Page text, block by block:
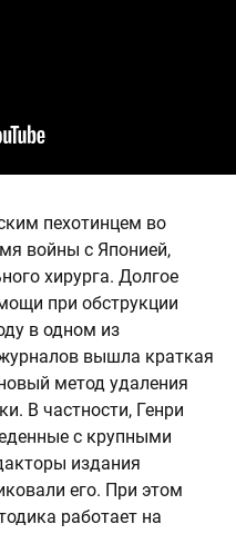
пехотинцем во
войны с Японией,
хирурга. Долгое
при обструкции
в одном из
вышла краткая
метод удаления
В частности, Генри
с крупными
издания
его. При этом
работает на